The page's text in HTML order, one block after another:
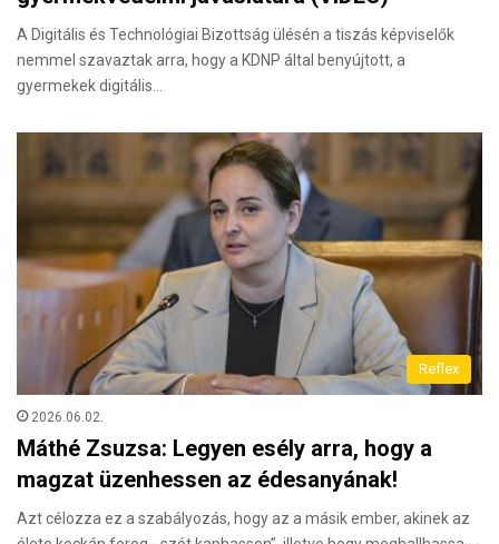
A Digitális és Technológiai Bizottság ülésén a tiszás képviselők
nemmel szavaztak arra, hogy a KDNP által benyújtott, a
gyermekek digitális…
Reflex
2026.06.02.
Máthé Zsuzsa: Legyen esély arra, hogy a
magzat üzenhessen az édesanyának!
Azt célozza ez a szabályozás, hogy az a másik ember, akinek az